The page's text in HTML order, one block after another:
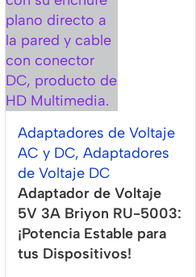
Adaptadores de Voltaje
AC y DC, Adaptadores
de Voltaje DC
Adaptador de Voltaje
5V 3A Briyon RU-5003:
¡Potencia Estable para
tus Dispositivos!